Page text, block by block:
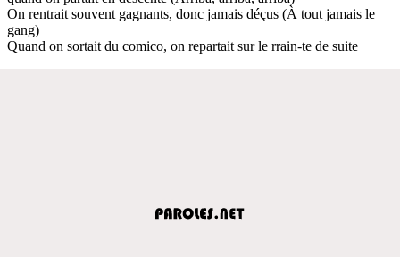
On rentrait souvent gagnants, donc jamais déçus (À tout jamais le
gang)
Quand on sortait du comico, on repartait sur le rrain-te de suite